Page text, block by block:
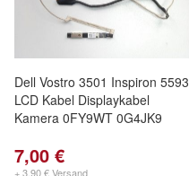
Dell Vostro 3501 Inspiron 5593
LCD Kabel Displaykabel
Kamera 0FY9WT 0G4JK9
7,00 €
+ 3,90 € Versand